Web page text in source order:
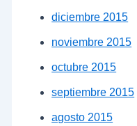
diciembre 2015
noviembre 2015
octubre 2015
septiembre 2015
agosto 2015